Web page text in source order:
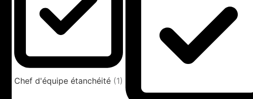
Chef d'équipe étanchéité (1)